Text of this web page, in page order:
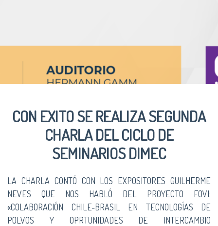
CON EXITO SE REALIZA SEGUNDA
CHARLA DEL CICLO DE
SEMINARIOS DIMEC
LA CHARLA CONTÓ CON LOS EXPOSITORES GUILHERME
NEVES QUE NOS HABLÓ DEL PROYECTO FOVI:
«COLABORACIÓN CHILE-BRASIL EN TECNOLOGÍAS DE
POLVOS Y OPRTUNIDADES DE INTERCAMBIO